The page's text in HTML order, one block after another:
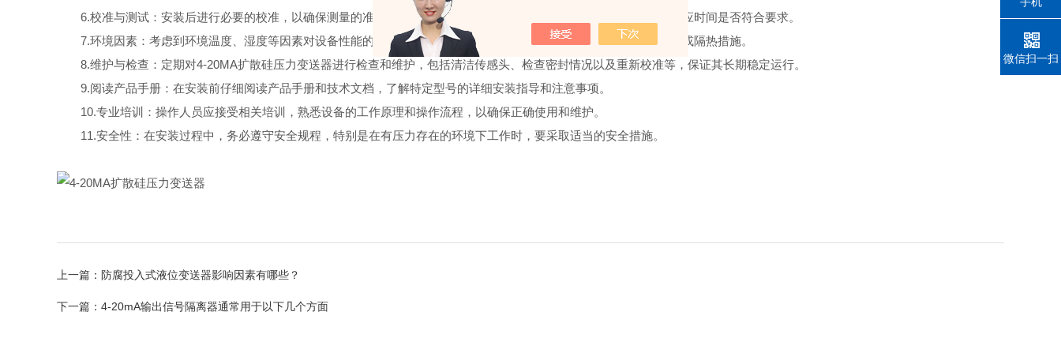
6.校准与测试：安装后进行必要的校准，以确保测量的准确性。在投入使用前，进行测试以确认变送器的稳定性和响应时间是否符合要求。
7.环境因素：考虑到环境温度、湿度等因素对设备性能的影响，必要时应采取防护措施，如防水防尘处理，以及保温或隔热措施。
8.维护与检查：定期对4-20MA扩散硅压力变送器进行检查和维护，包括清洁传感头、检查密封情况以及重新校准等，保证其长期稳定运行。
9.阅读产品手册：在安装前仔细阅读产品手册和技术文档，了解特定型号的详细安装指导和注意事项。
10.专业培训：操作人员应接受相关培训，熟悉设备的工作原理和操作流程，以确保正确使用和维护。
11.安全性：在安装过程中，务必遵守安全规程，特别是在有压力存在的环境下工作时，要采取适当的安全措施。
上一篇： 防腐投入式液位变送器影响因素有哪些？
下一篇： 4-20mA输出信号隔离器通常用于以下几个方面
微信扫一扫